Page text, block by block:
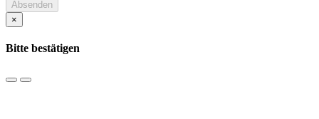
Absenden
×
Bitte bestätigen